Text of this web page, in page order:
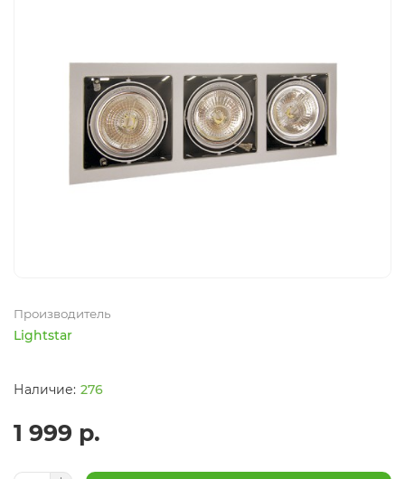
Производитель
Lightstar
276
1 999 р.